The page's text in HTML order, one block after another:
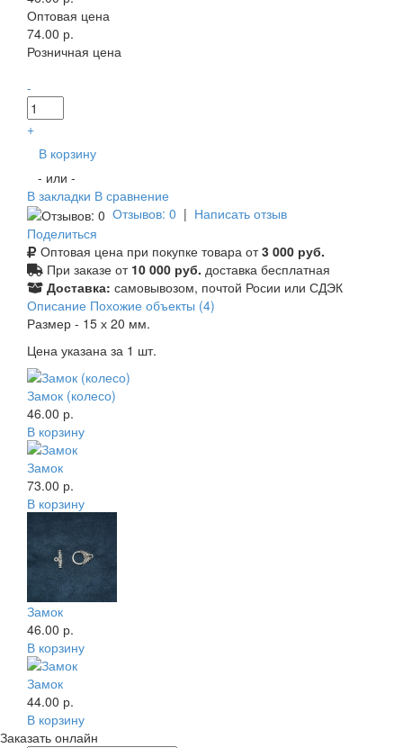
Оптовая цена
74.00 р.
Розничная цена
-
+
В корзину
- или -
В закладки В сравнение
Отзывов: 0 | Написать отзыв
Поделиться
Оптовая цена при покупке товара от3 000 руб.
При заказе от 10 000 руб. доставка бесплатная
Доставка: самовывозом, почтой Росии или СДЭК
Описание Похожие объекты (4)
Размер - 15 х 20 мм.
Цена указана за 1 шт.
Замок (колесо)
46.00 р.
В корзину
Замок
73.00 р.
В корзину
Замок
46.00 р.
В корзину
Замок
44.00 р.
В корзину
Заказать онлайн